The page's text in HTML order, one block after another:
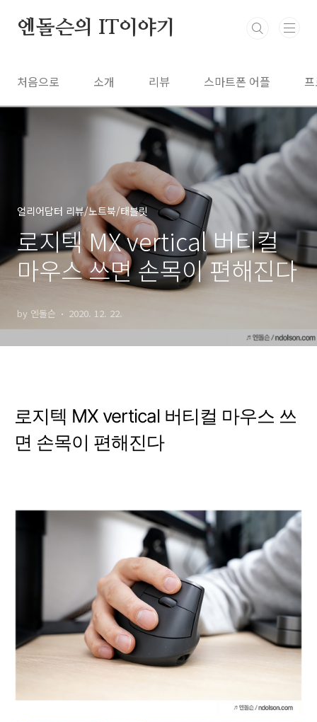
엔돌슨의 IT이야기
처음으로 소개 리뷰 스마트폰 어플
얼리어답터 리뷰/노트북/태블릿
로지텍 MX vertical 버티컬
마우스 쓰면 손목이 편해진다
by 엔돌슨 2020. 12. 22.
로지텍 MX vertical 버티컬 마우스 쓰
면 손목이 편해진다